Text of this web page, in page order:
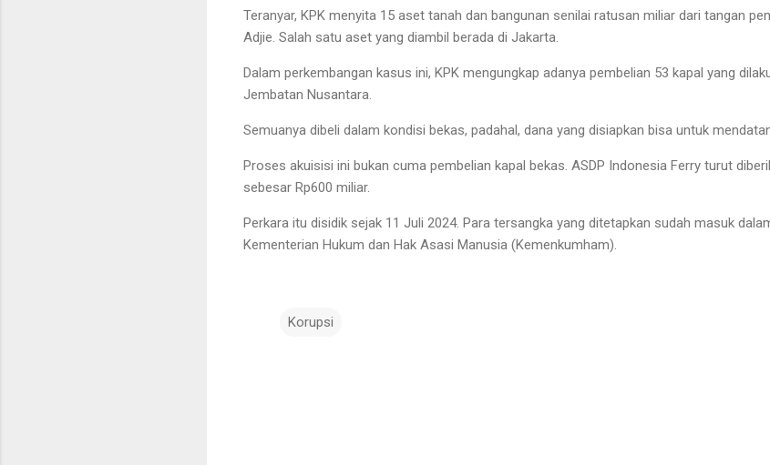
Teranyar, KPK menyita 15 aset tanah dan bangunan senilai ratusan miliar dari tangan
Adjie. Salah satu aset yang diambil berada di Jakarta.
Dalam perkembangan kasus ini, KPK mengungkap adanya pembelian 53 kapal yang
Jembatan Nusantara.
Semuanya dibeli dalam kondisi bekas, padahal, dana yang disiapkan bisa untuk
Proses akuisisi ini bukan cuma pembelian kapal bekas. ASDP Indonesia Ferry turut
sebesar Rp600 miliar.
Perkara itu disidik sejak 11 Juli 2024. Para tersangka yang ditetapkan sudah masuk
Kementerian Hukum dan Hak Asasi Manusia (Kemenkumham).
Korupsi